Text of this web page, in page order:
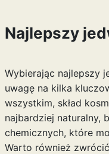
Najlepszy
Wybierając najlepszy
uwagę na kilka
wszystkim, skład
najbardziej naturalny,
chemicznych, które
Warto również